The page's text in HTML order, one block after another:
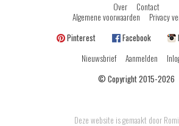
Over
Contact
Algemene voorwaarden
Privacy
Pinterest
Facebook
Nieuwsbrief
Aanmelden
© Copyright 2015-2026
Deze website is gemaakt door